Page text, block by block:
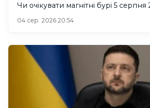
Чи очікувати магнітні бурі 5
04 сер. 2026 20:54